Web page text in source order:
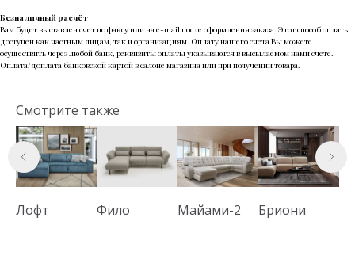
Безналичный расчёт
Вам будет выставлен счет по факсу или на e-mail после оформления заказа. Этот способ оплаты
доступен как частным лицам, так и организациям. Оплату нашего счета Вы можете
осуществить через любой банк, реквизиты оплаты указываются в высылаемом нами счете.
Оплата/доплата банковской картой в салоне магазина или при получении товара.
Смотрите также
Лофт Фило Майами-2 Бриони